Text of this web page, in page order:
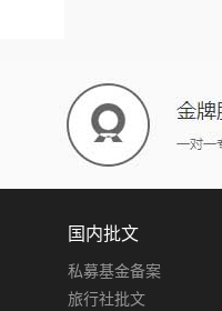
国内批文
私募基金备案
旅行社批文